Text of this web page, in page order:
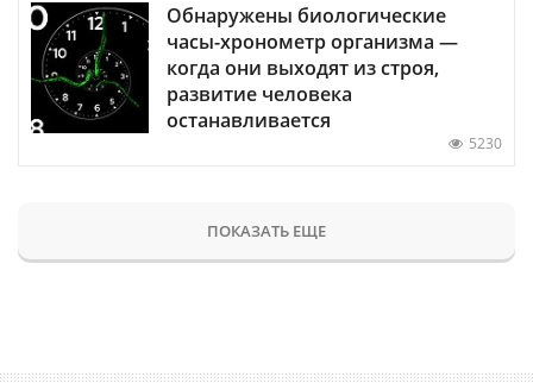
Обнаружены биологические
часы-хронометр организма —
когда они выходят из строя,
развитие человека
останавливается
5230
ПОКАЗАТЬ ЕЩЕ